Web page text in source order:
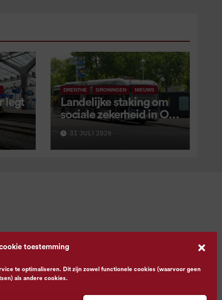
toestemming
te optimaliseren. Dit zijn zowel functionele cookies (waarvoor geen
als andere cookies.
legt
DRENTHE GRONINGEN NIEUWS
Landelijke staking om
sociale zekerheid in OV
aangekondigd voor 9
september
31 JULI 2026